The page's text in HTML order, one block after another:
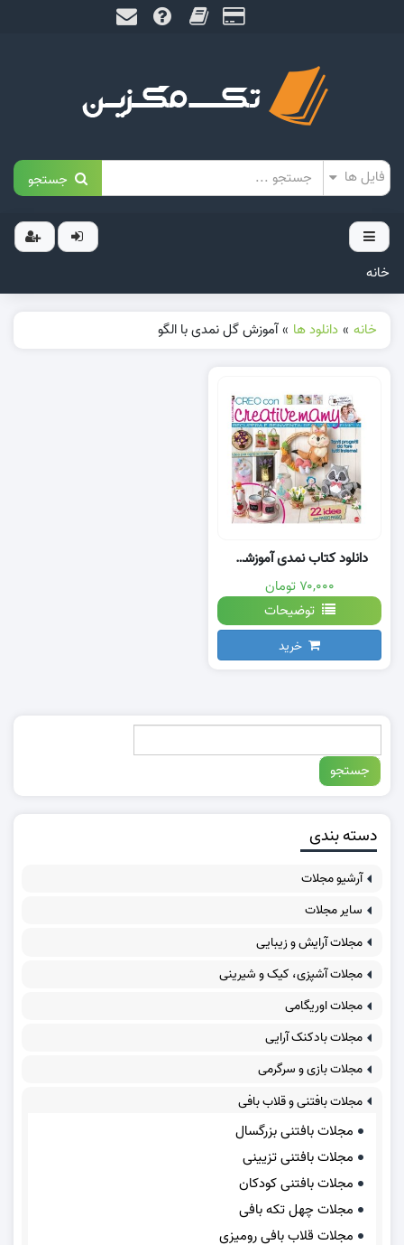
جستجو
خانه
خانه » دانلود ها » آموزش گل نمدی با الگو
دانلود کتاب نمدی آموزشی با الگو
۷۰,۰۰۰ تومان
توضیحات
خرید
دسته بندی
آرشیو مجلات
سایر مجلات
مجلات آرایش و زیبایی
مجلات آشپزی، کیک و شیرینی
مجلات اوریگامی
مجلات بادکنک آرایی
مجلات بازی و سرگرمی
مجلات بافتنی و قلاب بافی
مجلات بافتنی بزرگسال
مجلات بافتنی تزیینی
مجلات بافتنی کودکان
مجلات چهل تکه بافی
مجلات قلاب بافی رومیزی